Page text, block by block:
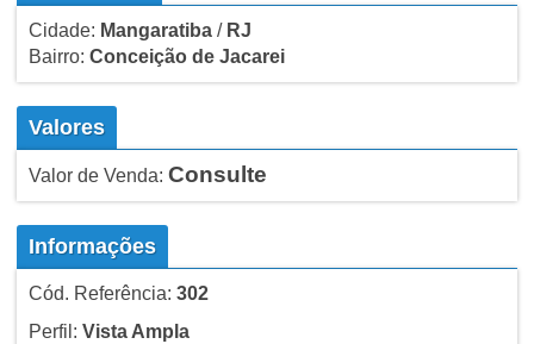
Cidade: Mangaratiba/ RJ
Bairro: Conceição de Jacarei
Valores
Valor de Venda: Consulte
Informações
Cód. Referência: 302
Perfil: Vista Ampla